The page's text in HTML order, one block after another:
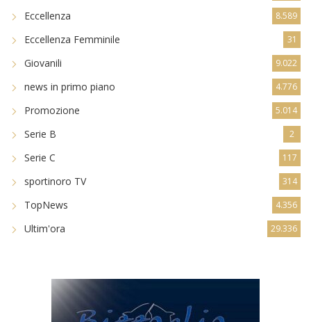
Eccellenza 8.589
Eccellenza Femminile 31
Giovanili 9.022
news in primo piano 4.776
Promozione 5.014
Serie B 2
Serie C 117
sportinoro TV 314
TopNews 4.356
Ultim'ora 29.336